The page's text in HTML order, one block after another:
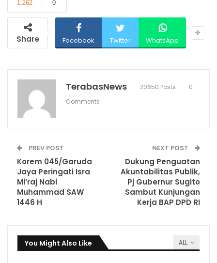
0
1,262
Share Facebook Twitter WhatsApp
TerabasNews 20650 Posts
0
Comments
PREV POST
Korem 045/Garuda
Jaya Peringati Isra
Mi’raj Nabi
Muhammad SAW
1446 H
NEXT POST
Dukung Penguatan
Akuntabilitas Publik,
Pj Gubernur Sugito
Sambut Kunjungan
Kerja BAP DPD RI
ALL
You Might Also Like